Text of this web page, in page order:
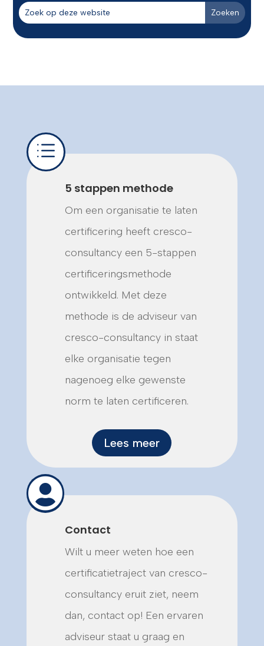
d
5 stappen methode
Om een organisatie te laten
certificering heeft cresco-
consultancy een 5-stappen
certificeringsmethode
ontwikkeld. Met deze
methode is de adviseur van
cresco-consultancy in staat
elke organisatie tegen
nagenoeg elke gewenste
norm te laten certificeren.
Lees meer

Contact
Wilt u meer weten hoe een
certificatietraject van cresco-
consultancy eruit ziet, neem
dan, contact op! Een ervaren
adviseur staat u graag en